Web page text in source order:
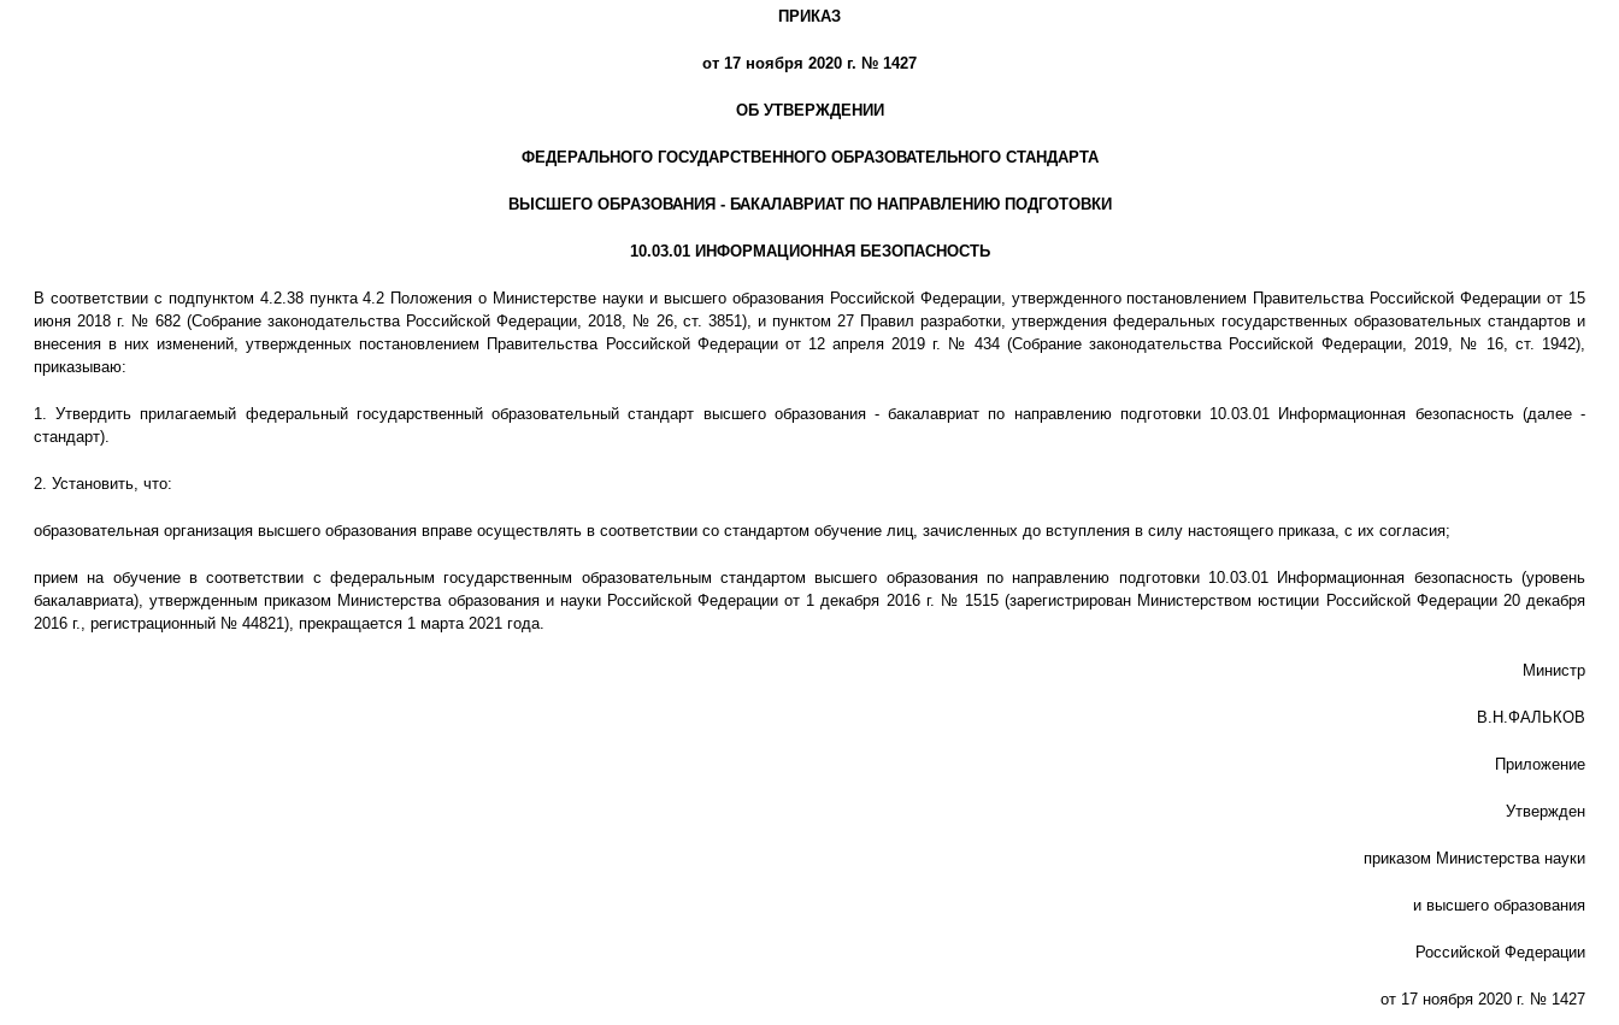
ПРИКАЗ
от 17 ноября 2020 г. № 1427
ОБ УТВЕРЖДЕНИИ
ФЕДЕРАЛЬНОГО ГОСУДАРСТВЕННОГО ОБРАЗОВАТЕЛЬНОГО СТАНДАРТА
ВЫСШЕГО ОБРАЗОВАНИЯ - БАКАЛАВРИАТ ПО НАПРАВЛЕНИЮ ПОДГОТОВКИ
10.03.01 ИНФОРМАЦИОННАЯ БЕЗОПАСНОСТЬ
В соответствии с подпунктом 4.2.38 пункта 4.2 Положения о Министерстве науки и высшего образования Российской Федерации, утвержденного постановлением Правительства Российской Федерации от 15
июня 2018 г. № 682 (Собрание законодательства Российской Федерации, 2018, № 26, ст. 3851), и пунктом 27 Правил разработки, утверждения федеральных государственных образовательных стандартов и
внесения в них изменений, утвержденных постановлением Правительства Российской Федерации от 12 апреля 2019 г. № 434 (Собрание законодательства Российской Федерации, 2019, № 16, ст. 1942),
приказываю:
1. Утвердить прилагаемый федеральный государственный образовательный стандарт высшего образования - бакалавриат по направлению подготовки 10.03.01 Информационная безопасность (далее -
стандарт).
2. Установить, что:
образовательная организация высшего образования вправе осуществлять в соответствии со стандартом обучение лиц, зачисленных до вступления в силу настоящего приказа, с их согласия;
прием на обучение в соответствии с федеральным государственным образовательным стандартом высшего образования по направлению подготовки 10.03.01 Информационная безопасность (уровень
бакалавриата), утвержденным приказом Министерства образования и науки Российской Федерации от 1 декабря 2016 г. № 1515 (зарегистрирован Министерством юстиции Российской Федерации 20 декабря
2016 г., регистрационный № 44821), прекращается 1 марта 2021 года.
Министр
В.Н.ФАЛЬКОВ
Приложение
Утвержден
приказом Министерства науки
и высшего образования
Российской Федерации
от 17 ноября 2020 г. № 1427